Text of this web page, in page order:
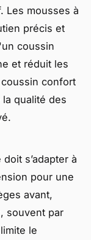
Les mousses à
précis et
coussin
et réduit les
confort
qualité des
s’adapter à
pour une
avant,
souvent par
le